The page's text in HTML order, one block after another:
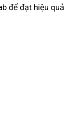
để đạt hiệu quả